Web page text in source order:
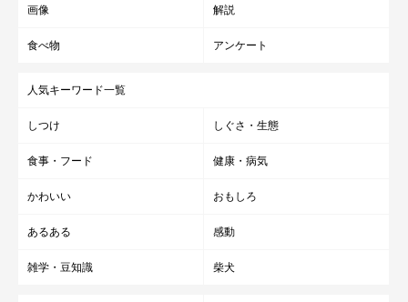
画像 解説
食べ物 アンケート
人気キーワード一覧
しつけ しぐさ・生態
食事・フード 健康・病気
かわいい おもしろ
あるある 感動
雑学・豆知識 柴犬